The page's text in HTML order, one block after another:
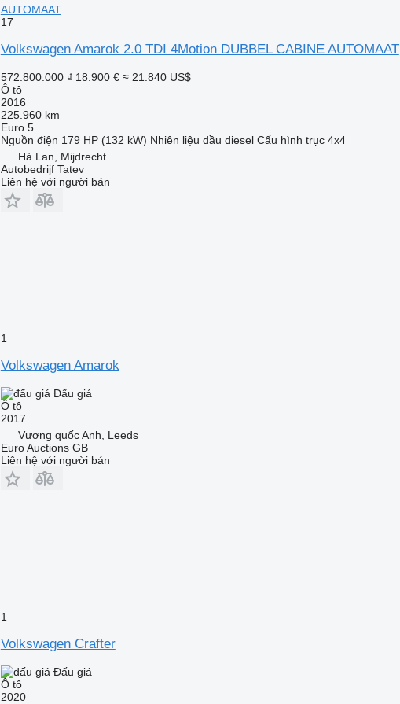
AUTOMAAT
17
Volkswagen Amarok 2.0 TDI 4Motion DUBBEL CABINE AUTOMAAT
572.800.000 ₫ 18.900 € ≈ 21.840 US$
Ô tô
2016
225.960 km
Euro 5
Nguồn điện 179 HP (132 kW) Nhiên liệu dầu diesel Cấu hình trục 4x4
Hà Lan, Mijdrecht
Autobedrijf Tatev
Liên hệ với người bán
1
Volkswagen Amarok
Đấu giá
Ô tô
2017
Vương quốc Anh, Leeds
Euro Auctions GB
Liên hệ với người bán
1
Volkswagen Crafter
Đấu giá
Ô tô
2020